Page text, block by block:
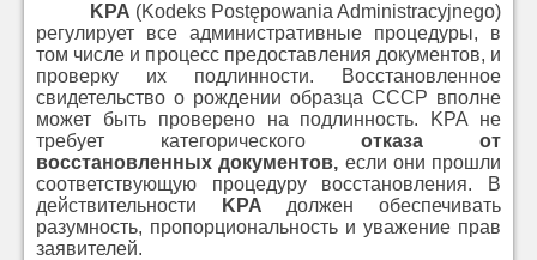
KPA (Kodeks Postępowania Administracyjnego)
регулирует все административные процедуры, в
том числе и процесс предоставления документов, и
проверку их подлинности. Восстановленное
свидетельство о рождении образца СССР вполне
может быть проверено на подлинность. KPA не
требует категорическогоотказа от
восстановленных документов, если они прошли
соответствующую процедуру восстановления. В
действительности
KPA должен обеспечивать
разумность, пропорциональность и уважение прав
заявителей.